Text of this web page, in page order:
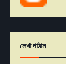
লেখা পাঠান